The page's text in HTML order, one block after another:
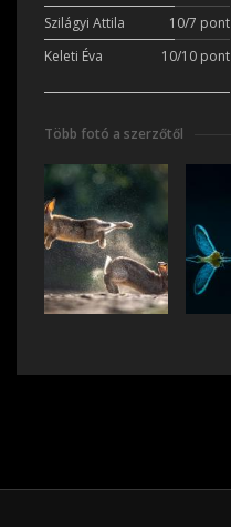
Szilágyi Attila
10/7 pont
Keleti Éva
10/10 pont
Több fotó a szerzőtől